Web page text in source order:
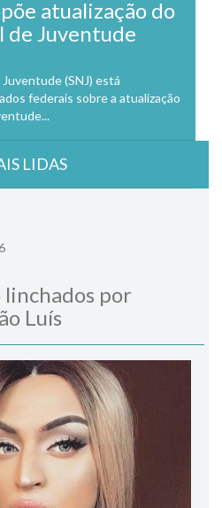
atualização do
de Juventude
(SNJ) está
federais sobre a atualização
LIDAS
linchados por
Luís